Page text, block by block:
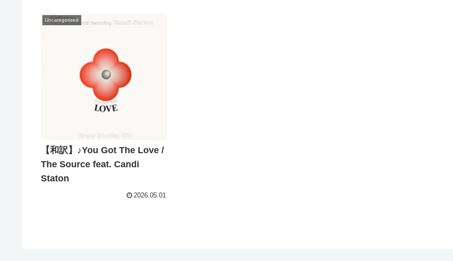
Uncategorized
【和訳】♪You Got The Love /
The Source feat. Candi
Staton
2026.05.01